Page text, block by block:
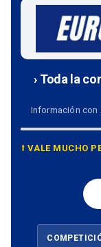
› Toda la
Información con
⭡ VALE MUCHO